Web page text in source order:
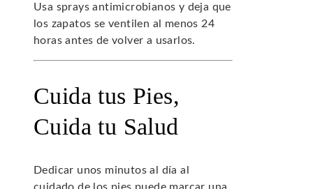
Usa sprays antimicrobianos y deja que
los zapatos se ventilen al menos 24
horas antes de volver a usarlos.
Cuida tus Pies,
Cuida tu Salud
Dedicar unos minutos al día al